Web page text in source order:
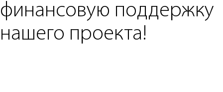
финансовую поддержку
нашего проекта!